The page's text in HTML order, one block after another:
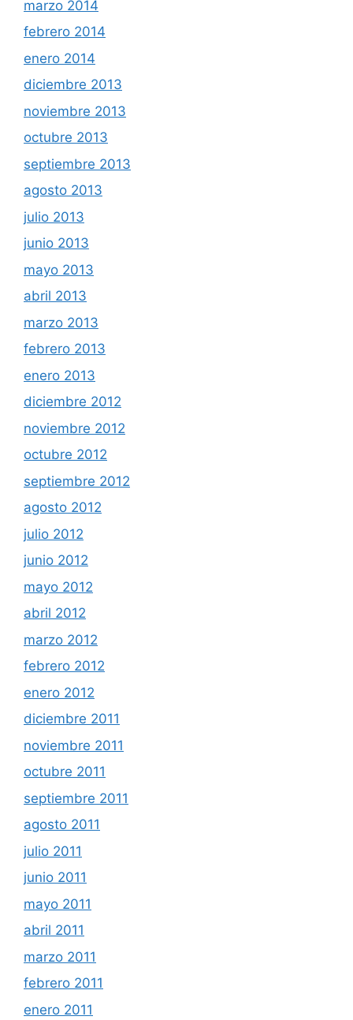
marzo 2014
febrero 2014
enero 2014
diciembre 2013
noviembre 2013
octubre 2013
septiembre 2013
agosto 2013
julio 2013
junio 2013
mayo 2013
abril 2013
marzo 2013
febrero 2013
enero 2013
diciembre 2012
noviembre 2012
octubre 2012
septiembre 2012
agosto 2012
julio 2012
junio 2012
mayo 2012
abril 2012
marzo 2012
febrero 2012
enero 2012
diciembre 2011
noviembre 2011
octubre 2011
septiembre 2011
agosto 2011
julio 2011
junio 2011
mayo 2011
abril 2011
marzo 2011
febrero 2011
enero 2011